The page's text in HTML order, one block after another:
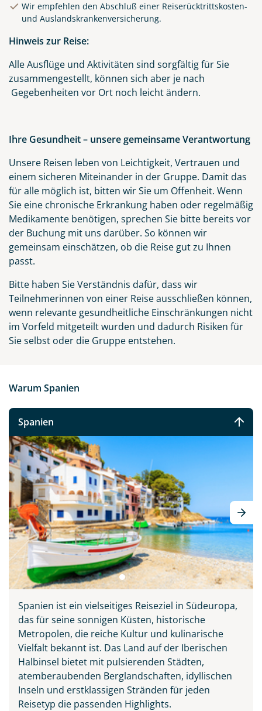
Wir empfehlen den Abschluß einer Reiserücktrittskosten-
und Auslandskrankenversicherung.
Hinweis zur Reise:
Alle Ausflüge und Aktivitäten sind sorgfältig für Sie
zusammengestellt, können sich aber je nach
Gegebenheiten vor Ort noch leicht ändern.
Ihre Gesundheit – unsere gemeinsame Verantwortung
Unsere Reisen leben von Leichtigkeit, Vertrauen und
einem sicheren Miteinander in der Gruppe. Damit das
für alle möglich ist, bitten wir Sie um Offenheit. Wenn
Sie eine chronische Erkrankung haben oder regelmäßig
Medikamente benötigen, sprechen Sie bitte bereits vor
der Buchung mit uns darüber. So können wir
gemeinsam einschätzen, ob die Reise gut zu Ihnen
passt.
Bitte haben Sie Verständnis dafür, dass wir
Teilnehmerinnen von einer Reise ausschließen können,
wenn relevante gesundheitliche Einschränkungen nicht
im Vorfeld mitgeteilt wurden und dadurch Risiken für
Sie selbst oder die Gruppe entstehen.
Warum Spanien
Spanien
Spanien ist ein vielseitiges Reiseziel in Südeuropa,
das für seine sonnigen Küsten, historische
Metropolen, die reiche Kultur und kulinarische
Vielfalt bekannt ist. Das Land auf der Iberischen
Halbinsel bietet mit pulsierenden Städten,
atemberaubenden Berglandschaften, idyllischen
Inseln und erstklassigen Stränden für jeden
Reisetyp die passenden Highlights.